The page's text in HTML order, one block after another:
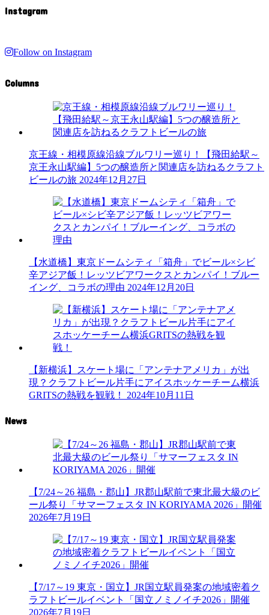
Instagram
Follow on Instagram
Columns
京王線・相模原線沿線ブルワリー巡り！【飛田給駅～
京王永山駅編】5つの醸造所と関連店を訪ねるクラフト
ビールの旅 2024年12月27日
【水道橋】東京ドームシティ「箱舟」でビール×シビ
辛アジア飯！レッツビアワークスとカンパイ！ブルー
イング、コラボの理由 2024年12月20日
【新横浜】スケート場に「アンテナアメリカ」が出
現？クラフトビール片手にアイスホッケーチーム横浜
GRITSの熱戦を観戦！
2024年10月11日
News
【7/24～26 福島・郡山】JR郡山駅前で東北最大級のビ
ール祭り「サマーフェスタ IN KORIYAMA 2026」開催
2026年7月19日
【7/17～19 東京・国立】JR国立駅員発案の地域密着ク
ラフトビールイベント「国立ノミノイチ2026」開催
2026年7月19日